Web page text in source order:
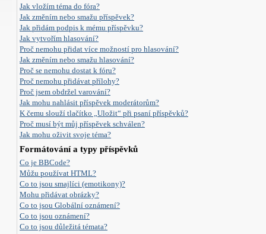
Jak vložím téma do fóra?
Jak změním nebo smažu příspěvek?
Jak přidám podpis k mému příspěvku?
Jak vytvořím hlasování?
Proč nemohu přidat více možností pro hlasování?
Jak změním nebo smažu hlasování?
Proč se nemohu dostat k fóru?
Proč nemohu přidávat přílohy?
Proč jsem obdržel varování?
Jak mohu nahlásit příspěvek moderátorům?
K čemu slouží tlačítko „Uložit“ při psaní příspěvků?
Proč musí být můj příspěvek schválen?
Jak mohu oživit svoje téma?
Formátování a typy příspěvků
Co je BBCode?
Můžu používat HTML?
Co to jsou smajlíci (emotikony)?
Mohu přidávat obrázky?
Co to jsou Globální oznámení?
Co to jsou oznámení?
Co to jsou důležitá témata?